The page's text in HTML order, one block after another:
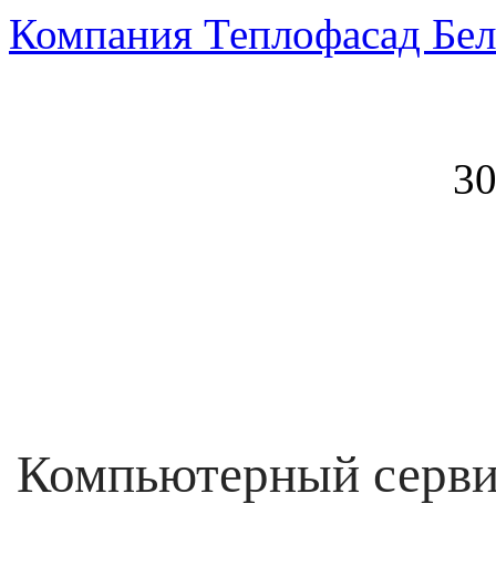
Компания Теплофасад
Компьютерный